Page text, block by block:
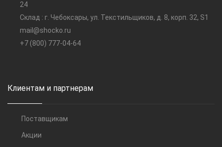
24
Склад : г. Чебоксары, ул. Текстильщиков, д. 8, корп. 32, S1
mail@shocko.ru
+7 (800) 777-04-64
Клиентам и партнерам
Поставщикам
Акции